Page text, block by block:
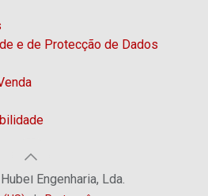
e de Protecção de Dados
Engenharia, Lda.